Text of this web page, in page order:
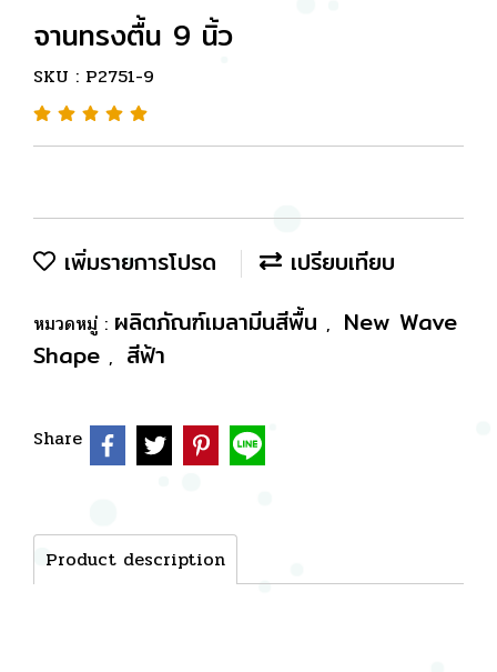
จานทรงตื้น 9 นิ้ว
SKU : P2751-9
เพิ่มรายการโปรด เปรียบเทียบ
หมวดหมู่ : ผลิตภัณฑ์เมลามีนสีพื้น , New Wave
Shape , สีฟ้า
Share
Product description